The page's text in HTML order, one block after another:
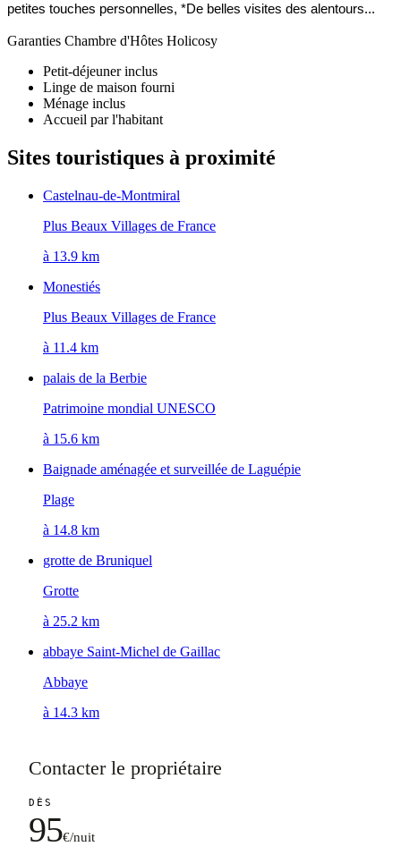
petites touches personnelles, *De belles visites des alentours...
Garanties Chambre d'Hôtes Holicosy
Petit-déjeuner inclus
Linge de maison fourni
Ménage inclus
Accueil par l'habitant
Sites touristiques à proximité
Castelnau-de-Montmiral
Plus Beaux Villages de France
à 13.9 km
Monestiés
Plus Beaux Villages de France
à 11.4 km
palais de la Berbie
Patrimoine mondial UNESCO
à 15.6 km
Baignade aménagée et surveillée de Laguépie
Plage
à 14.8 km
grotte de Bruniquel
Grotte
à 25.2 km
abbaye Saint-Michel de Gaillac
Abbaye
à 14.3 km
Contacter le propriétaire
DÈS
95€/nuit